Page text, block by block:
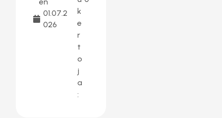
01.07.2
026
k
e
r
t
o
j
a
: